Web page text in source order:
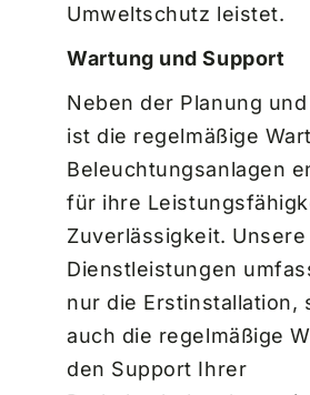
Umweltschutz leistet.
Wartung und Support
Neben der Planung
ist die regelmäßige
Beleuchtungsanlagen
für ihre
Zuverlässigkeit. Unsere
Dienstleistungen
nur die Erstinstallation,
auch die regelmäßige
den Support Ihrer